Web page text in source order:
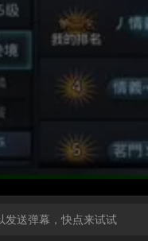
发送弹幕，快点来试试